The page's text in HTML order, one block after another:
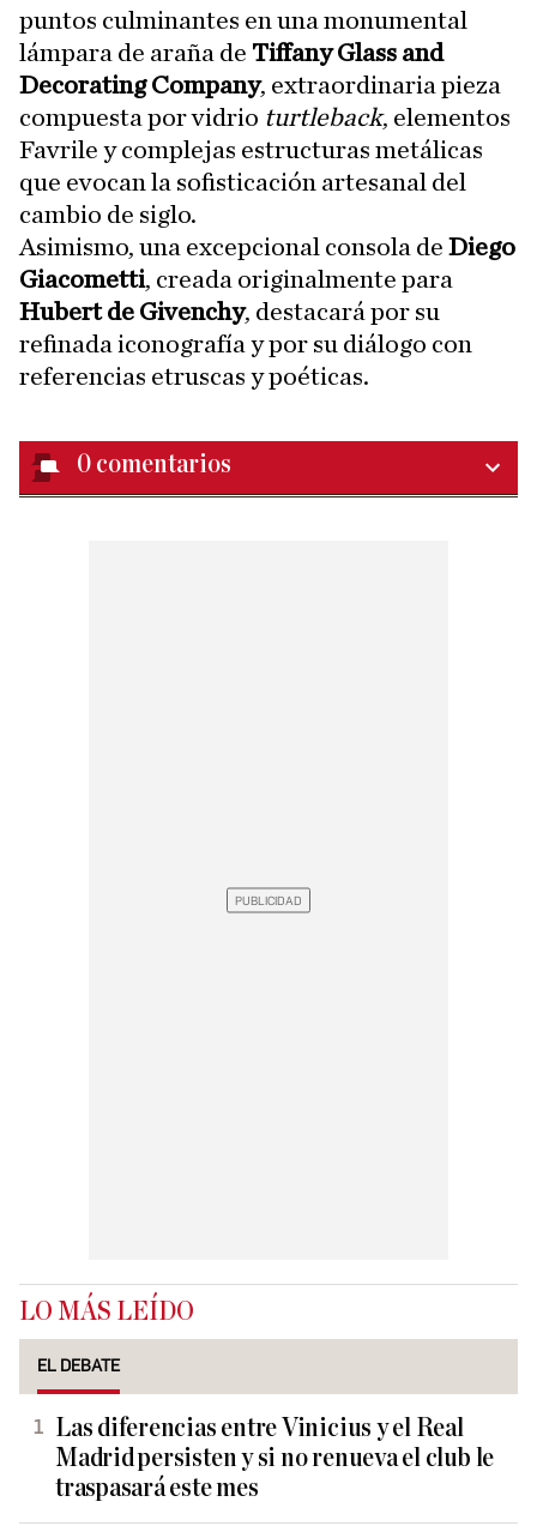
puntos culminantes en una monumental
lámpara de araña de Tiffany Glass and
Decorating Company, extraordinaria pieza
compuesta por vidrio turtleback, elementos
Favrile y complejas estructuras metálicas
que evocan la sofisticación artesanal del
cambio de siglo.
Asimismo, una excepcional consola de Diego
Giacometti, creada originalmente para
Hubert de Givenchy, destacará por su
refinada iconografía y por su diálogo con
referencias etruscas y poéticas.
0 comentarios
LO MÁS LEÍDO
EL DEBATE
Las diferencias entre Vinicius y el Real
Madrid persisten y si no renueva el club le
traspasará este mes